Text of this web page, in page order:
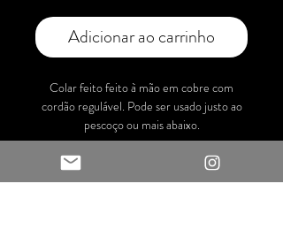
Adicionar ao carrinho
Colar feito feito à mão em cobre com
cordão regulável. Pode ser usado justo ao
pescoço ou mais abaixo.
Material: metal sobre e fios 100% algodão.
Textura: martelada